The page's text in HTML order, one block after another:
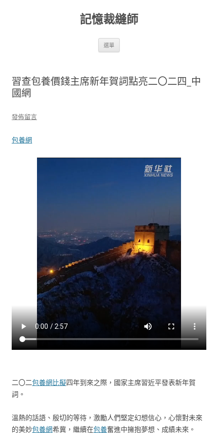
記憶裁縫師
選單
習查包養價錢主席新年賀詞點亮二〇二四_中
國網
發佈留言
包養網
二〇二包養網比擬四年到來之際，國家主席習近平發表新年賀
詞。
溫熱的話語、殷切的等待，激勵人們堅定幻想信心，心懷對未來
的美妙包養網希冀，繼續在包養奮進中擁抱夢想、成績未來。